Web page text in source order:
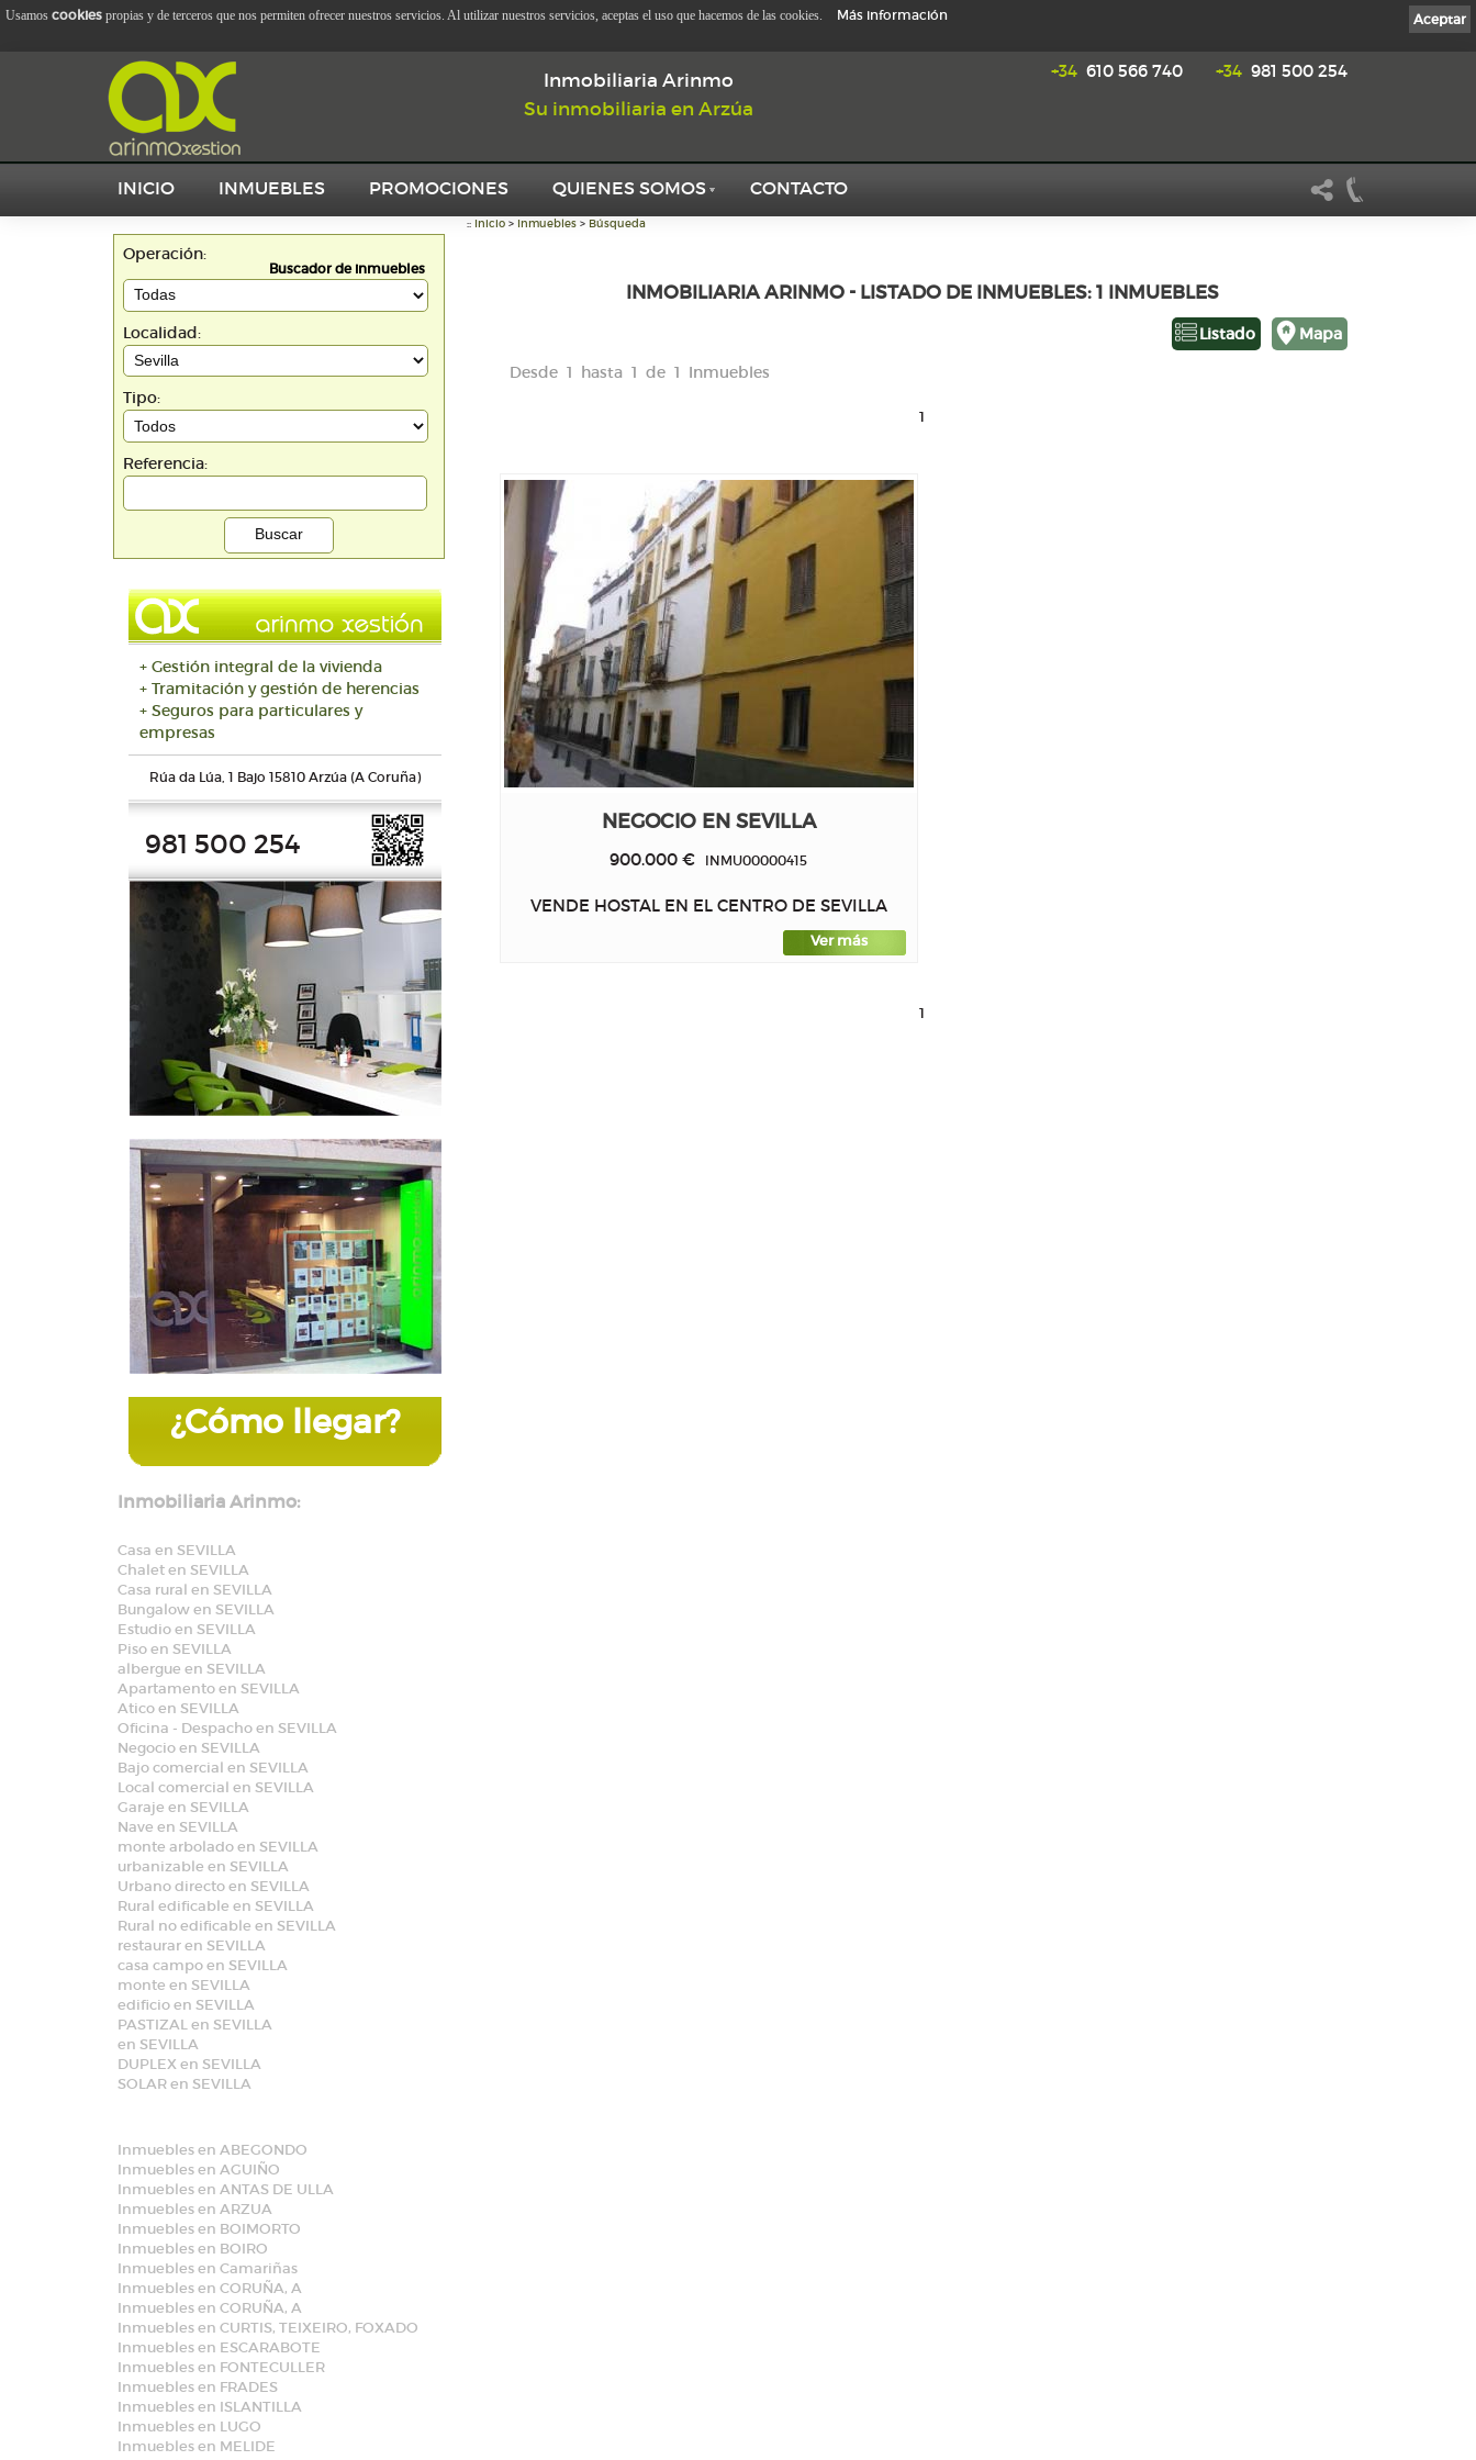
Inmobiliaria Arinmo
Su inmobiliaria en Arzúa
+34 981 500 254
+34 610 566 740
INICIO INMUEBLES PROMOCIONES QUIENES SOMOS CONTACTO
Buscador de inmuebles
Operación:
Localidad:
Tipo:
Referencia:
+ Gestión integral de la vivienda
+ Tramitación y gestión de herencias
+ Seguros para particulares y
empresas
Rúa da Lúa, 1 Bajo 15810 Arzúa (A Coruña)
981 500 254
¿Cómo llegar?
Inmobiliaria Arinmo:
Casa en SEVILLA
Chalet en SEVILLA
Casa rural en SEVILLA
Bungalow en SEVILLA
Estudio en SEVILLA
Piso en SEVILLA
albergue en SEVILLA
Apartamento en SEVILLA
Atico en SEVILLA
Oficina - Despacho en SEVILLA
Negocio en SEVILLA
Bajo comercial en SEVILLA
Local comercial en SEVILLA
Garaje en SEVILLA
Nave en SEVILLA
monte arbolado en SEVILLA
urbanizable en SEVILLA
Urbano directo en SEVILLA
Rural edificable en SEVILLA
Rural no edificable en SEVILLA
restaurar en SEVILLA
casa campo en SEVILLA
monte en SEVILLA
edificio en SEVILLA
PASTIZAL en SEVILLA
en SEVILLA
DUPLEX en SEVILLA
SOLAR en SEVILLA
Inmuebles en ABEGONDO
Inmuebles en AGUIÑO
Inmuebles en ANTAS DE ULLA
Inmuebles en ARZUA
Inmuebles en BOIMORTO
Inmuebles en BOIRO
Inmuebles en Camariñas
Inmuebles en CORUÑA, A
Inmuebles en CORUÑA, A
Inmuebles en CURTIS, TEIXEIRO, FOXADO
Inmuebles en ESCARABOTE
Inmuebles en FONTECULLER
Inmuebles en FRADES
Inmuebles en ISLANTILLA
Inmuebles en LUGO
Inmuebles en MELIDE
:: Inicio > Inmuebles > Búsqueda
INMOBILIARIA ARINMO - LISTADO DE INMUEBLES: 1 INMUEBLES
Mapa
Listado
Desde 1 hasta 1 de 1 Inmuebles
1
NEGOCIO EN SEVILLA
900.000 € INMU00000415
VENDE HOSTAL EN EL CENTRO DE SEVILLA
Ver más
1
Aceptar
Usamos cookies propias y de terceros que nos permiten ofrecer nuestros servicios. Al utilizar nuestros servicios, aceptas el uso que hacemos de las cookies. Más información